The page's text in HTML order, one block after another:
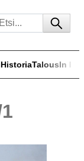
HistoriaTalousIn